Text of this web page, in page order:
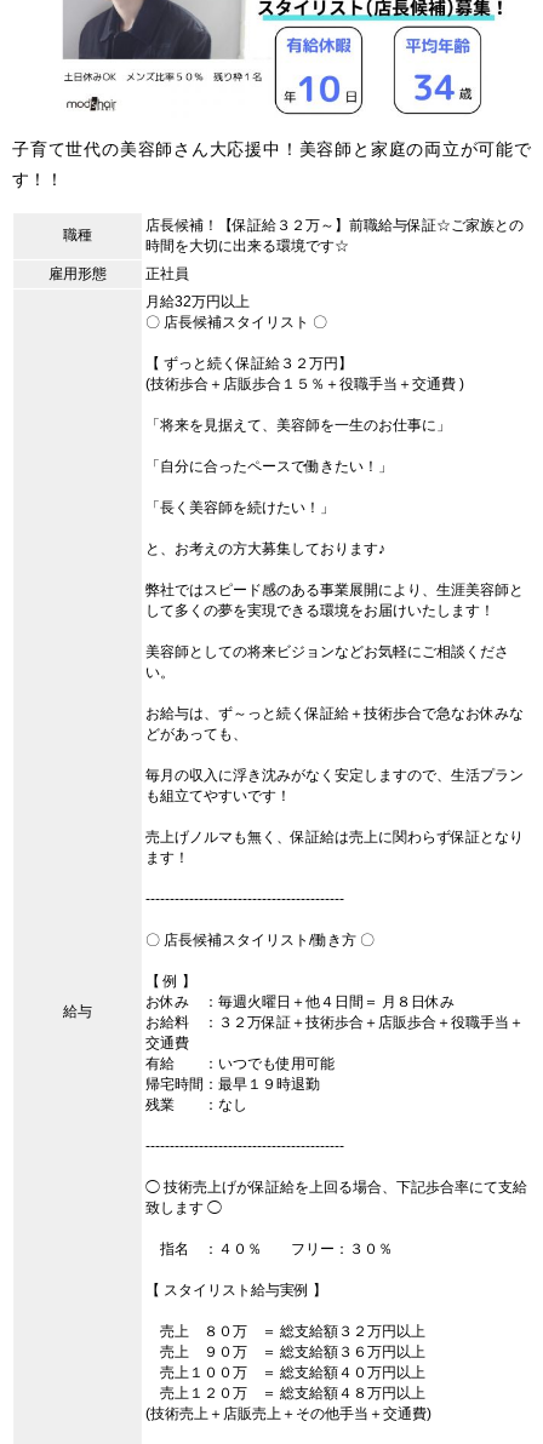
子育て世代の美容師さん大応援中！美容師と家庭の両立が可能で
す！！
職種
店長候補！【保証給３２万～】前職給与保証☆ご家族との
時間を大切に出来る環境です☆
雇用形態
正社員
給与
月給32万円以上
〇 店長候補スタイリスト 〇
【 ずっと続く保証給３２万円】
(技術歩合＋店販歩合１５％＋役職手当＋交通費 )
「将来を見据えて、美容師を一生のお仕事に」
「自分に合ったペースで働きたい！」
「長く美容師を続けたい！」
と、お考えの方大募集しております♪
弊社ではスピード感のある事業展開により、生涯美容師と
して多くの夢を実現できる環境をお届けいたします！
美容師としての将来ビジョンなどお気軽にご相談くださ
い。
お給与は、ず～っと続く保証給＋技術歩合で急なお休みな
どがあっても、
毎月の収入に浮き沈みがなく安定しますので、生活プラン
も組立てやすいです！
売上げノルマも無く、保証給は売上に関わらず保証となり
ます！
-----------------------------------------
〇 店長候補スタイリスト/働き方 〇
【 例 】
お休み ：毎週火曜日＋他４日間＝ 月８日休み
お給料 ：３２万保証＋技術歩合＋店販歩合＋役職手当＋
交通費
有給 ：いつでも使用可能
帰宅時間：最早１９時退勤
残業 ：なし
-----------------------------------------
◯ 技術売上げが保証給を上回る場合、下記歩合率にて支給
致します ◯
指名 ：４０％ フリー：３０％
【 スタイリスト給与実例 】
売上 ８０万 ＝ 総支給額３２万円以上
売上 ９０万 ＝ 総支給額３６万円以上
売上１００万 ＝ 総支給額４０万円以上
売上１２０万 ＝ 総支給額４８万円以上
(技術売上＋店販売上＋その他手当＋交通費)